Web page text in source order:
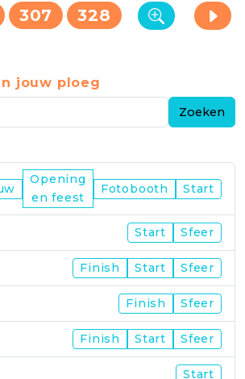
307 328
jouw ploeg
Zoeken
Opening
en feest
Fotobooth Start
Start Sfeer
Finish Start Sfeer
Finish Sfeer
Finish Start Sfeer
Start